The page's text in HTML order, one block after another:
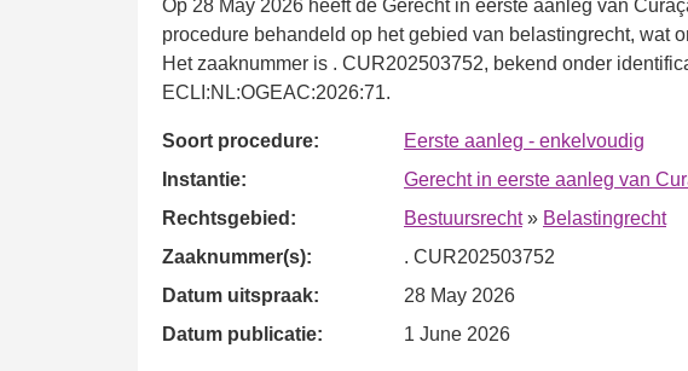
Op 28 May 2026 heeft de Gerecht in eerste aanleg van
procedure behandeld op het gebied van belastingrecht, wat
Het zaaknummer is . CUR202503752, bekend onder
ECLI:NL:OGEAC:2026:71.
Soort procedure:
Eerste aanleg - enkelvoudig
Instantie:
Gerecht in eerste aanleg van
Rechtsgebied:
Bestuursrecht» Belastingrecht
Zaaknummer(s):
. CUR202503752
Datum uitspraak:
28 May 2026
Datum publicatie:
1 June 2026